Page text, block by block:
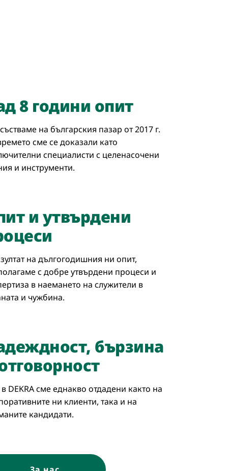
8 години опит
на българския пазар от 2017 г.
сме се доказали като
специалисти с целенасочени
и инструменти.
и утвърдени
на дългогодишния ни опит,
с добре утвърдени процеси и
в наемането на служители в
и чужбина.
бързина
DEKRA сме еднакво отдадени както на
ни клиенти, така и на
кандидати.